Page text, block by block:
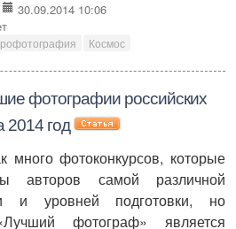
30.09.2014 10:06
Космос
фотографии российских
2014 год
много фотоконкурсов, которые
авторов самой различной
и уровней подготовки, но
фотограф» является